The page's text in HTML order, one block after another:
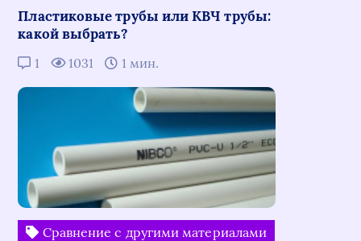
Пластиковые трубы или КВЧ трубы:
какой выбрать?
1 1031 1 мин.
Сравнение с другими материалами